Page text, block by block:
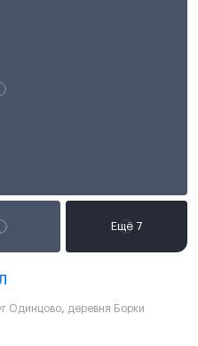
Одинцово, деревня Борки